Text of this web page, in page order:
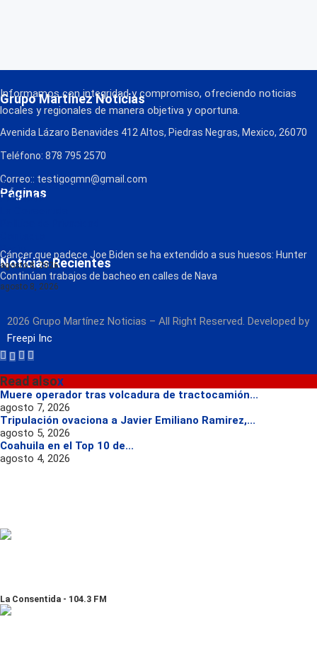
Grupo Martínez Noticias
Informamos con integridad y compromiso, ofreciendo noticias
locales y regionales de manera objetiva y oportuna.
Avenida Lázaro Benavides 412 Altos, Piedras Negras, Mexico, 26070
Teléfono: 878 795 2570
Correo:: testigogmn@gmail.com
Páginas
¡Descarga nuestra App!
FM Globo
Radio
Noticias Recientes
Cáncer que padece Joe Biden se ha extendido a sus huesos: Hunter
agosto 8, 2026
Continúan trabajos de bacheo en calles de Nava
agosto 8, 2026
2026 Grupo Martínez Noticias – All Right Reserved. Developed by
Freepi Inc
Read alsox
Muere operador tras volcadura de tractocamión...
agosto 7, 2026
Tripulación ovaciona a Javier Emiliano Ramirez,...
agosto 5, 2026
Coahuila en el Top 10 de...
agosto 4, 2026
La Consentida - 104.3 FM